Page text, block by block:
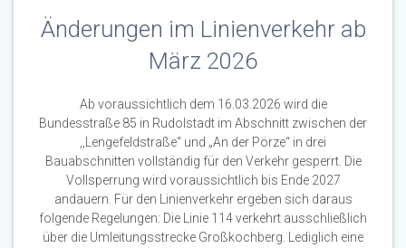
Änderungen im Linienverkehr ab
März 2026
Ab voraussichtlich dem 16.03.2026 wird die
Bundesstraße 85 in Rudolstadt im Abschnitt zwischen der
,,Lengefeldstraße“ und „An der Pörze“ in drei
Bauabschnitten vollständig für den Verkehr gesperrt. Die
Vollsperrung wird voraussichtlich bis Ende 2027
andauern. Für den Linienverkehr ergeben sich daraus
folgende Regelungen: Die Linie 114 verkehrt ausschließlich
über die Umleitungsstrecke Großkochberg. Lediglich eine